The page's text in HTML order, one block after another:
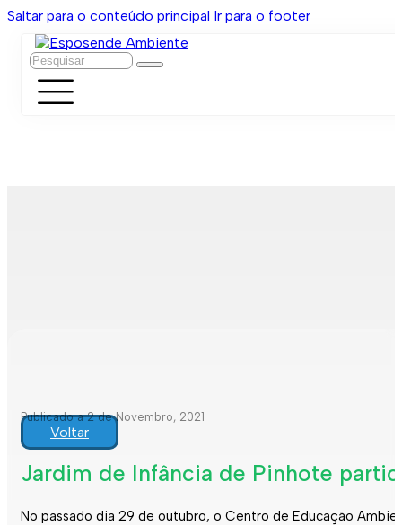
Saltar para o conteúdo principal Ir para o footer
Pesquisar
Publicado a 2 de Novembro, 2021
Voltar
Jardim de Infância de Pinhote
No passado dia 29 de outubro, o Centro de Educação